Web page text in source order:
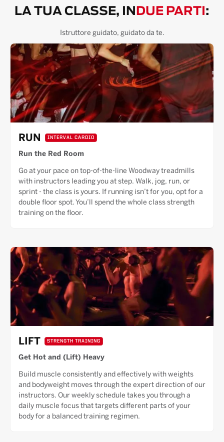
LA TUA CLASSE, IN DUE PARTI :
Istruttore guidato, guidato da te.
RUN INTERVAL CARDIO
Run the Red Room
Go at your pace on top-of-the-line Woodway treadmills
with instructors leading you at step. Walk, jog, run, or
sprint - the class is yours. If running isn’t for you, opt for a
double floor spot. You’ll spend the whole class strength
training on the floor.
LIFT STRENGTH TRAINING
Get Hot and (Lift) Heavy
Build muscle consistently and effectively with weights
and bodyweight moves through the expert direction of our
instructors. Our weekly schedule takes you through a
daily muscle focus that targets different parts of your
body for a balanced training regimen.